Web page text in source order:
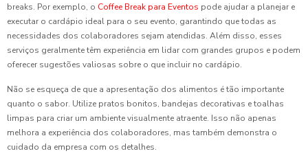
breaks. Por exemplo, o Coffee Break para Eventos pode ajudar a planejar e
executar o cardápio ideal para o seu evento, garantindo que todas as
necessidades dos colaboradores sejam atendidas. Além disso, esses
serviços geralmente têm experiência em lidar com grandes grupos e podem
oferecer sugestões valiosas sobre o que incluir no cardápio.
Não se esqueça de que a apresentação dos alimentos é tão importante
quanto o sabor. Utilize pratos bonitos, bandejas decorativas e toalhas
limpas para criar um ambiente visualmente atraente. Isso não apenas
melhora a experiência dos colaboradores, mas também demonstra o
cuidado da empresa com os detalhes.